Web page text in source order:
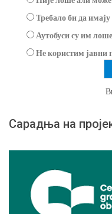
Требало би да
Аутобуси су им
Не користим јавни
Сарадња на